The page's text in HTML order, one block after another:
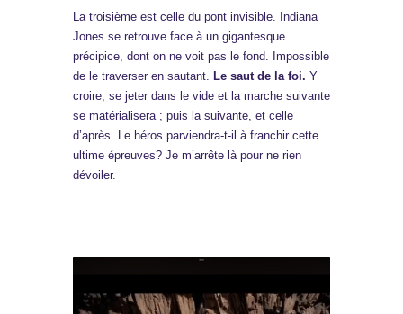
La troisième est celle du pont invisible. Indiana
Jones se retrouve face à un gigantesque
précipice, dont on ne voit pas le fond. Impossible
de le traverser en sautant. Le saut de la foi. Y
croire, se jeter dans le vide et la marche suivante
se matérialisera ; puis la suivante, et celle
d’après. Le héros parviendra-t-il à franchir cette
ultime épreuves? Je m’arrête là pour ne rien
dévoiler.